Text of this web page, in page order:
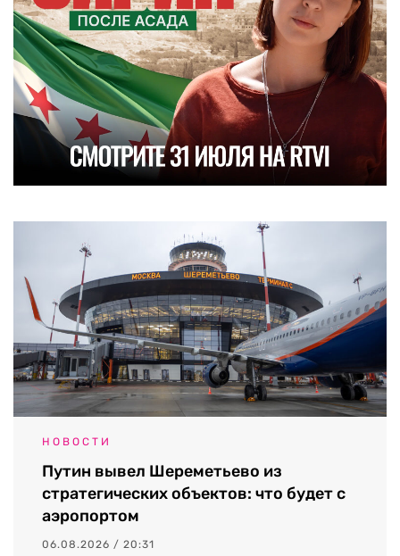
НОВОСТИ
Путин вывел Шереметьево из
стратегических объектов: что будет с
аэропортом
06.08.2026 / 20:31